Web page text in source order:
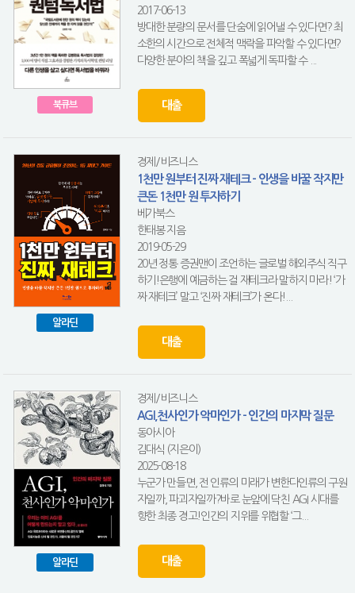
북큐브
2017-06-13
방대한 분량의 문서를 단숨에 읽어낼 수 있다면? 최
소한의 시간으로 전체적 맥락을 파악할 수 있다면?
다양한 분야의 책을 깊고 폭넓게 독파할 수 ...
대출
알라딘
경제/비즈니스
1천만 원부터 진짜 재테크 - 인생을 바꿀 작지만
큰돈 1천만 원 투자하기
베가북스
한태봉 지음
2019-05-29
20년 정통 증권맨이 조언하는 글로벌 해외주식 직구
하기!은행에 예금하는 걸 재테크라 말하지 마라! ‘가
짜 재테크’ 말고 ‘진짜 재테크’가 온다!...
대출
알라딘
경제/비즈니스
AGI,천사인가 악마인가 - 인간의 마지막 질문
동아시아
김대식 (지은이)
2025-08-18
누군가 만들면, 전 인류의 미래가 변한다인류의 구원
자일까, 파괴자일까?바로 눈앞에 닥친 AGI 시대를
향한 최종 경고!인간의 지위를 위협할 ‘그...
대출